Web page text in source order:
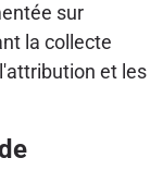
sur
la collecte
et les